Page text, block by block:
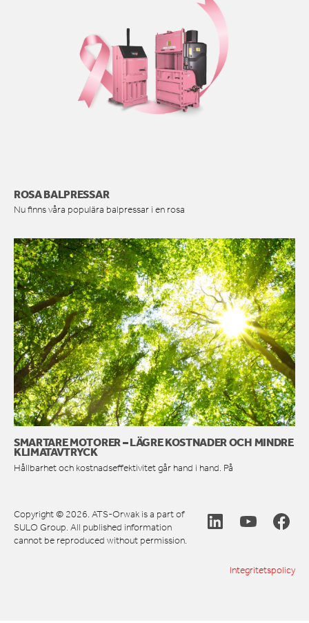
ROSA BALPRESSAR
Nu finns våra populära balpressar i en rosa
SMARTARE MOTORER – LÄGRE KOSTNADER OCH MINDRE
KLIMATAVTRYCK
Hållbarhet och kostnadseffektivitet går hand i hand. På
Copyright © 2026. ATS-Orwak is a part of
SULO Group. All published information
cannot be reproduced without permission.
Integritetspolicy